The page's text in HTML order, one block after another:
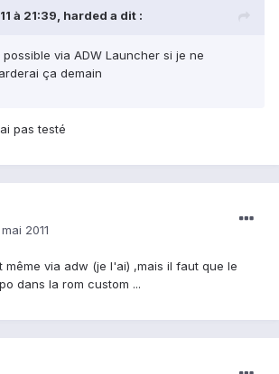
à 21:39, harded a dit :
via ADW Launcher si je ne
ça demain
pas testé
mai 2011
via adw (je l'ai) ,mais il faut que le
dans la rom custom ...